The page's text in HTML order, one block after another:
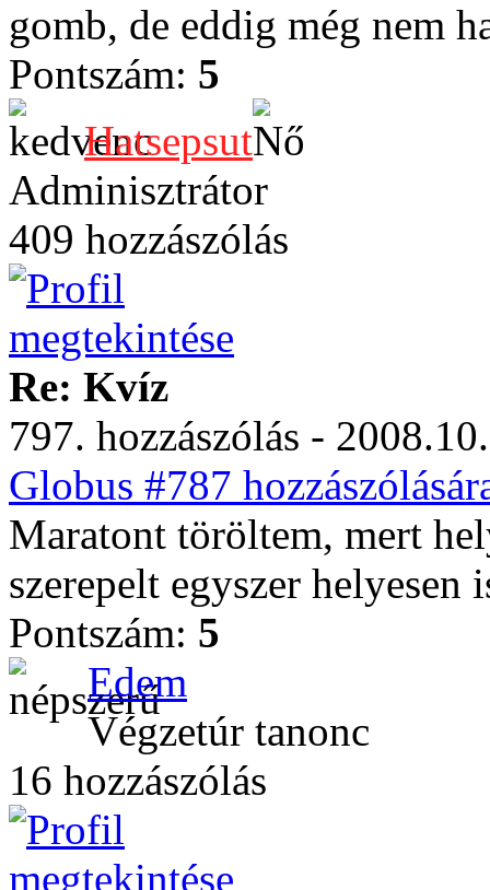
gomb, de eddig még nem
Pontszám: 5
Hatsepsut
Adminisztrátor
409 hozzászólás
Re: Kvíz
797. hozzászólás -
Globus #787
Maratont töröltem, mert
szerepelt egyszer helyesen
Pontszám: 5
Edem
Végzetúr tanonc
16 hozzászólás